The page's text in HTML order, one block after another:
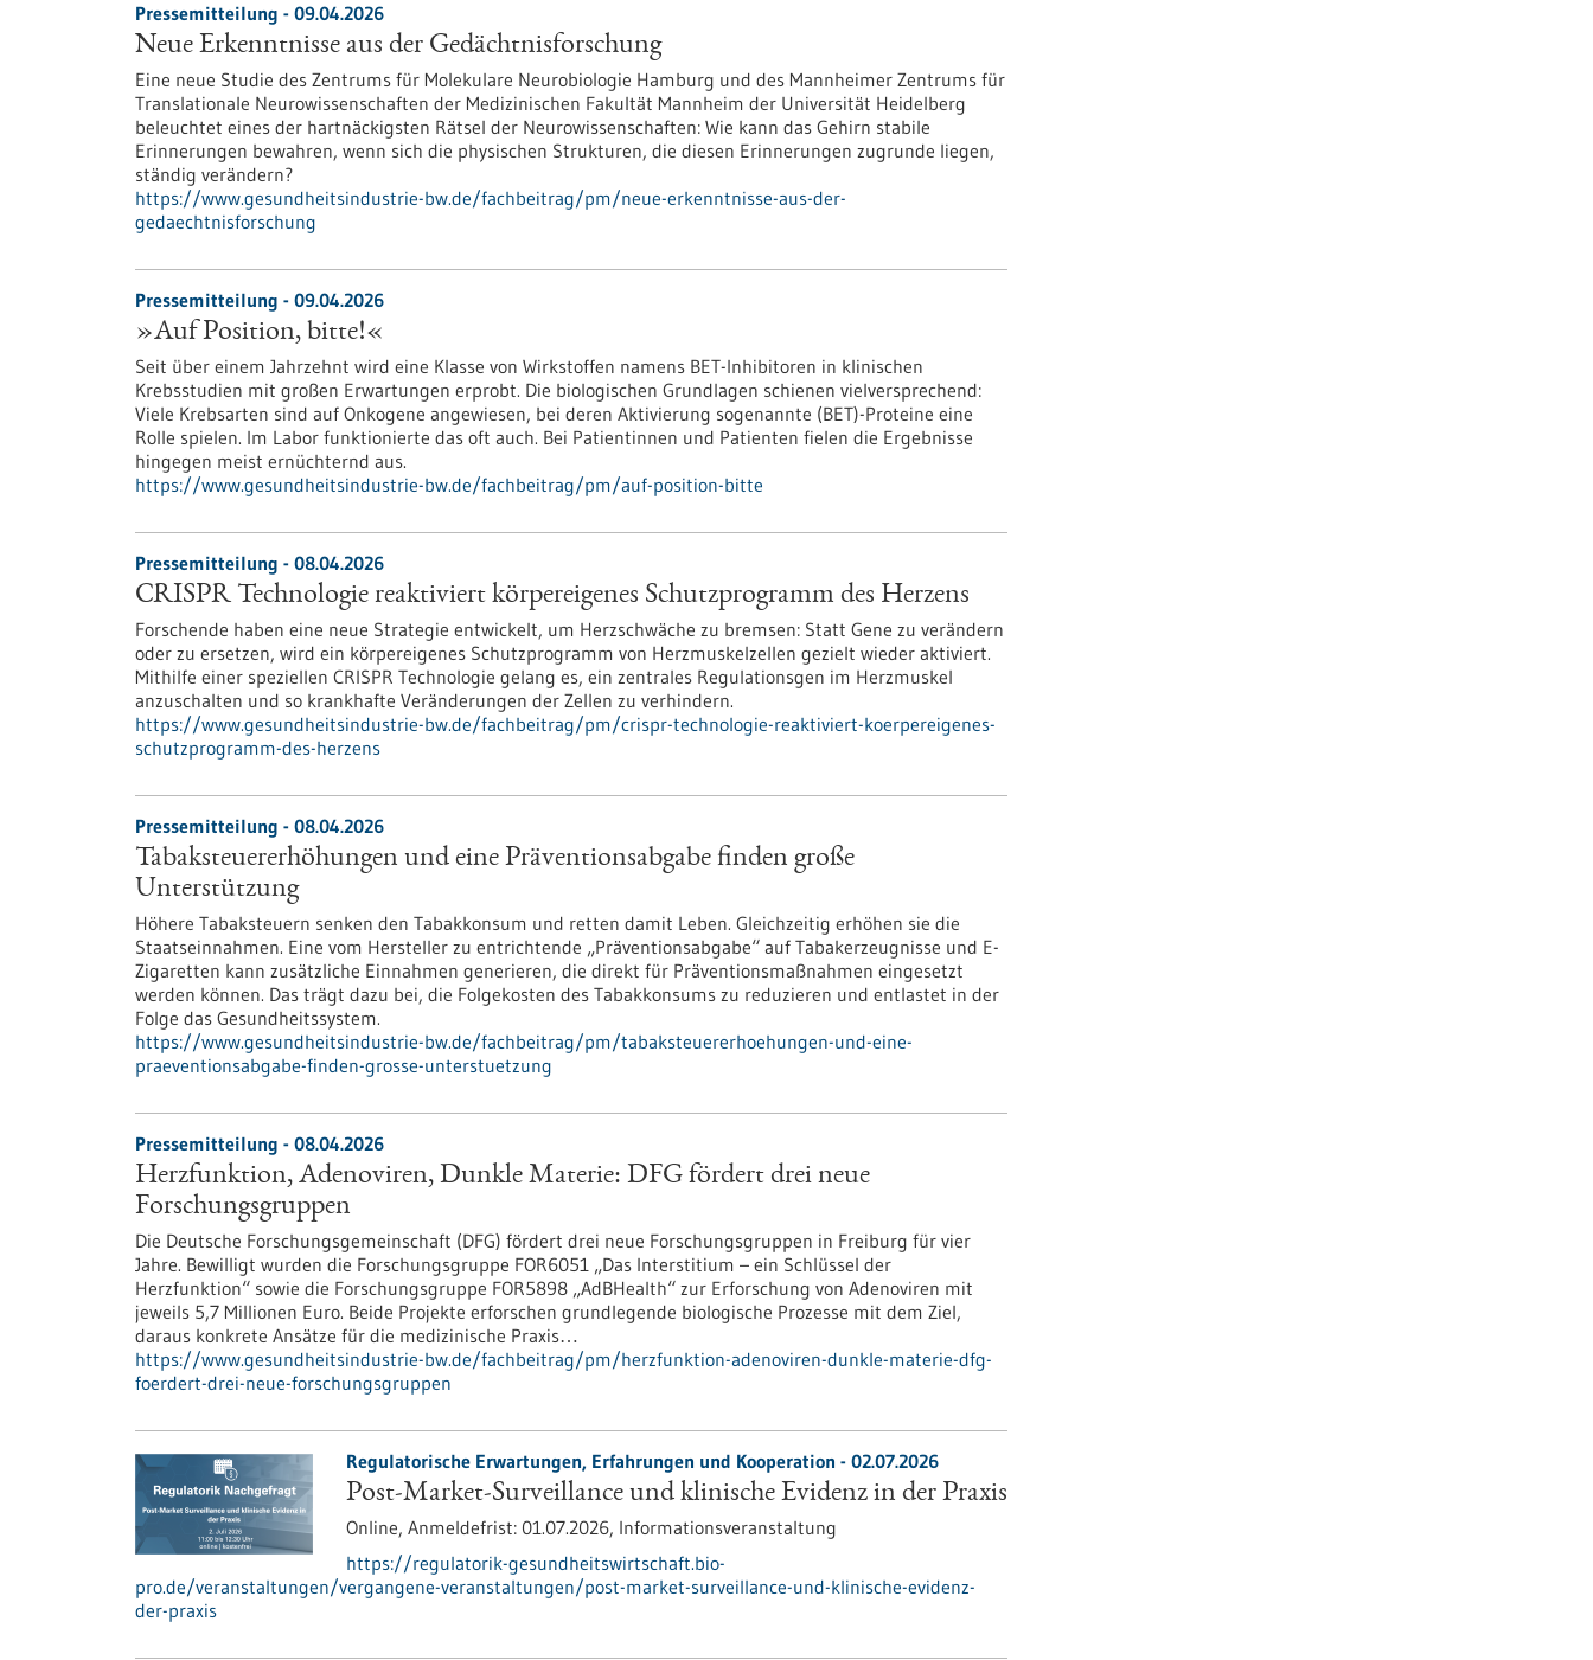
Pressemitteilung - 09.04.2026
Neue Erkenntnisse aus der Gedächtnisforschung
Eine neue Studie des Zentrums für Molekulare Neurobiologie Hamburg und des Mannheimer Zentrums für
Translationale Neurowissenschaften der Medizinischen Fakultät Mannheim der Universität Heidelberg
beleuchtet eines der hartnäckigsten Rätsel der Neurowissenschaften: Wie kann das Gehirn stabile
Erinnerungen bewahren, wenn sich die physischen Strukturen, die diesen Erinnerungen zugrunde liegen,
ständig verändern?
https://www.gesundheitsindustrie-bw.de/fachbeitrag/pm/neue-erkenntnisse-aus-der-
gedaechtnisforschung
Pressemitteilung - 09.04.2026
»Auf Position, bitte!«
Seit über einem Jahrzehnt wird eine Klasse von Wirkstoffen namens BET-Inhibitoren in klinischen
Krebsstudien mit großen Erwartungen erprobt. Die biologischen Grundlagen schienen vielversprechend:
Viele Krebsarten sind auf Onkogene angewiesen, bei deren Aktivierung sogenannte (BET)-Proteine eine
Rolle spielen. Im Labor funktionierte das oft auch. Bei Patientinnen und Patienten fielen die Ergebnisse
hingegen meist ernüchternd aus.
https://www.gesundheitsindustrie-bw.de/fachbeitrag/pm/auf-position-bitte
Pressemitteilung - 08.04.2026
CRISPR Technologie reaktiviert körpereigenes Schutzprogramm des Herzens
Forschende haben eine neue Strategie entwickelt, um Herzschwäche zu bremsen: Statt Gene zu verändern
oder zu ersetzen, wird ein körpereigenes Schutzprogramm von Herzmuskelzellen gezielt wieder aktiviert.
Mithilfe einer speziellen CRISPR Technologie gelang es, ein zentrales Regulationsgen im Herzmuskel
anzuschalten und so krankhafte Veränderungen der Zellen zu verhindern.
https://www.gesundheitsindustrie-bw.de/fachbeitrag/pm/crispr-technologie-reaktiviert-koerpereigenes-
schutzprogramm-des-herzens
Pressemitteilung - 08.04.2026
Tabaksteuererhöhungen und eine Präventionsabgabe finden große
Unterstützung
Höhere Tabaksteuern senken den Tabakkonsum und retten damit Leben. Gleichzeitig erhöhen sie die
Staatseinnahmen. Eine vom Hersteller zu entrichtende „Präventionsabgabe“ auf Tabakerzeugnisse und E-
Zigaretten kann zusätzliche Einnahmen generieren, die direkt für Präventionsmaßnahmen eingesetzt
werden können. Das trägt dazu bei, die Folgekosten des Tabakkonsums zu reduzieren und entlastet in der
Folge das Gesundheitssystem.
https://www.gesundheitsindustrie-bw.de/fachbeitrag/pm/tabaksteuererhoehungen-und-eine-
praeventionsabgabe-finden-grosse-unterstuetzung
Pressemitteilung - 08.04.2026
Herzfunktion, Adenoviren, Dunkle Materie: DFG fördert drei neue
Forschungsgruppen
Die Deutsche Forschungsgemeinschaft (DFG) fördert drei neue Forschungsgruppen in Freiburg für vier
Jahre. Bewilligt wurden die Forschungsgruppe FOR6051 „Das Interstitium – ein Schlüssel der
Herzfunktion“ sowie die Forschungsgruppe FOR5898 „AdBHealth“ zur Erforschung von Adenoviren mit
jeweils 5,7 Millionen Euro. Beide Projekte erforschen grundlegende biologische Prozesse mit dem Ziel,
daraus konkrete Ansätze für die medizinische Praxis…
https://www.gesundheitsindustrie-bw.de/fachbeitrag/pm/herzfunktion-adenoviren-dunkle-materie-dfg-
foerdert-drei-neue-forschungsgruppen
Regulatorische Erwartungen, Erfahrungen und Kooperation - 02.07.2026
Post-Market-Surveillance und klinische Evidenz in der Praxis
Online, Anmeldefrist: 01.07.2026, Informationsveranstaltung
https://regulatorik-gesundheitswirtschaft.bio-
pro.de/veranstaltungen/vergangene-veranstaltungen/post-market-surveillance-und-klinische-evidenz-
der-praxis